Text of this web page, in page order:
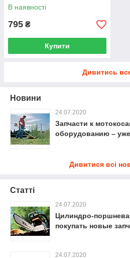
В наявності
795 ₴
Купити
Дивитись
Новини
24.07.2020
Запчасти к
оборудованию –
Дивитися всі
Статті
24.07.2020
Цилиндро-
покупать новые
24.07.2020